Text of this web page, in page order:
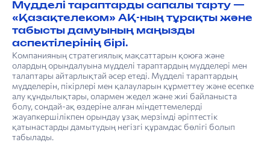
Мүдделі тараптарды сапалы тарту —
«Қазақтелеком» АҚ-ның тұрақты және
табысты дамуының маңызды
аспектілерінің бірі.
Компанияның стратегиялық мақсаттарын қоюға және
олардың орындалуына мүдделі тараптардың мүдделері мен
талаптары айтарлықтай әсер етеді. Мүдделі тараптардың
мүдделерін, пікірлері мен қалауларын құрметтеу және есепке
алу құндылықтары, олармен жедел және жиі байланыста
болу, сондай-ақ өздеріне алған міндеттемелерді
жауапкершілікпен орындау ұзақ мерзімді әріптестік
қатынастарды дамытудың негізгі құрамдас бөлігі болып
табылады.